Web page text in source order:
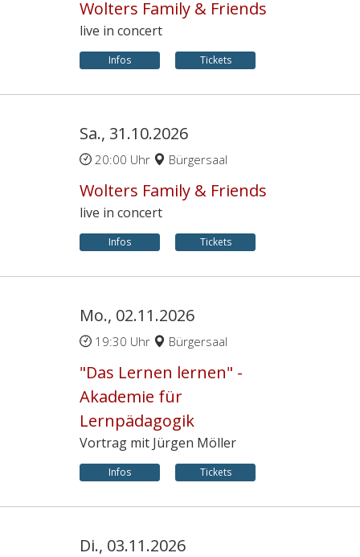
Wolters Family & Friends
live in concert
Infos Tickets
Sa., 31.10.2026
20:00 Uhr Bürgersaal
Wolters Family & Friends
live in concert
Infos Tickets
Mo., 02.11.2026
19:30 Uhr Bürgersaal
"Das Lernen lernen" -
Akademie für
Lernpädagogik
Vortrag mit Jürgen Möller
Infos Tickets
Di., 03.11.2026